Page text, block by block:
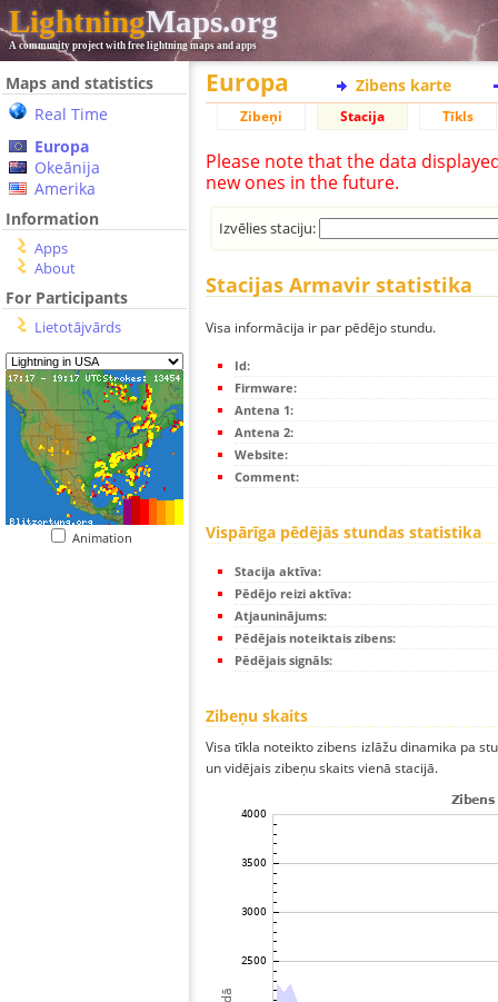
LightningMaps.org
A community project with free lightning maps and apps
Maps and statistics
Real Time
Europa
Okeānija
Amerika
Information
Apps
About
For Participants
Lietotājvārds
Animation
Europa Zibens karte
Zibeņi Stacija Tīkls
Please note that the data
new ones in the future.
Izvēlies staciju:
Stacijas Armavir statistika
Visa informācija ir par pēdējo stundu.
Id:
Firmware:
Antena 1:
Antena 2:
Website:
Comment:
Vispārīga pēdējās stundas statistika
Stacija aktīva:
Pēdējo reizi aktīva:
Atjauninājums:
Pēdējais noteiktais zibens:
Pēdējais signāls:
Zibeņu skaits
Visa tīkla noteikto zibens izlāžu dinamika pa
un vidējais zibeņu skaits vienā stacijā.